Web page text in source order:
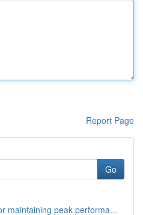
Report Page
Go
maintaining peak performa...